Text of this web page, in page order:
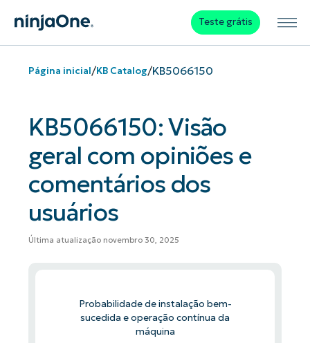
Teste grátis
Página inicial/KB Catalog/KB5066150
KB5066150: Visão
geral com opiniões e
comentários dos
usuários
Última atualização novembro 30, 2025
Probabilidade de instalação bem-
sucedida e operação contínua da
máquina